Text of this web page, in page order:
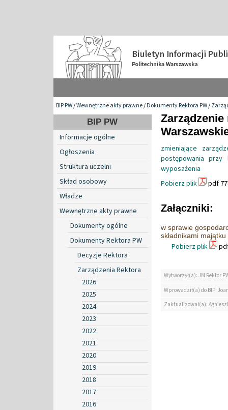
BIP PW/Wewnętrzne akty prawne/Dokumenty Rektora PW/
BIP PW
Informacje ogólne
Ogłoszenia
Struktura uczelni
Skład osobowy
Władze
Wewnętrzne akty prawne
Dokumenty ogólne
Dokumenty Rektora PW
Decyzje Rektora
Zarządzenia Rektora
2026
2025
2024
2023
2022
2021
2020
2019
2018
2017
2016
zmieniające
postępowania przy
wyposażenia
Pobierz plik
pdf
Załączniki:
w sprawie
składnikami majątku
Pobierz plik
Wytworzył(a): JM Rektor
Wprowadził(a) do BIP:
Zaktualizował(a):